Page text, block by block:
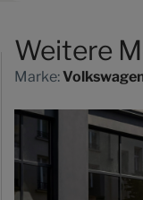
Weitere
Marke: